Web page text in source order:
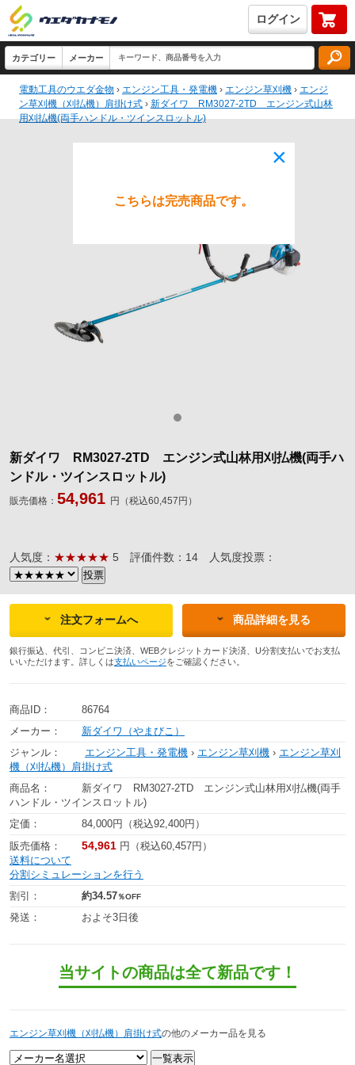
ログイン
電動工具のウエダ金物 › エンジン工具・発電機 › エンジン草刈機 › エンジ
ン草刈機（刈払機）肩掛け式 › 新ダイワ RM3027-2TD エンジン式山林
用刈払機(両手ハンドル・ツインスロットル)
新ダイワ RM3027-2TD エンジン式山林用刈払機(両手ハ
ンドル・ツインスロットル)
販売価格： 54,961 円（税込60,457円）
人気度： ★★★★★ 5 評価件数：14 人気度投票：
注文フォームへ 商品詳細を見る
銀行振込、代引、コンビニ決済、WEBクレジットカード決済、U分割支払いでお支払
いいただけます。詳しくは支払いページをご確認ください。
商品ID：
86764
メーカー：
新ダイワ（やまびこ）
ジャンル：
エンジン工具・発電機 › エンジン草刈機 › エンジン草刈
機（刈払機）肩掛け式
商品名：
新ダイワ RM3027-2TD エンジン式山林用刈払機(両手
ハンドル・ツインスロットル)
定価：
84,000円（税込92,400円）
販売価格：
54,961 円（税込60,457円）
送料について
分割シミュレーションを行う
割引：
約34.57％OFF
発送： およそ3日後
当サイトの商品は全て新品です！
エンジン草刈機（刈払機）肩掛け式の他のメーカー品を見る
×
こちらは完売商品です。